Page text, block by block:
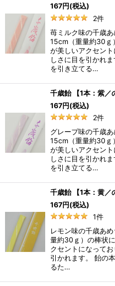
167円(税込)
2件
苺ミルク味の千歳
15cm（重量約30ｇ
が美しいアクセン
しさに目を引かれ
を引き立てる…
千歳飴 【1本：紫／
167円(税込)
2件
グレープ味の千歳
15cm（重量約30ｇ
が美しいアクセン
しさに目を引かれ
を引き立てる…
千歳飴 【1本：黄／
167円(税込)
1件
レモン味の千歳あ
量約30ｇ）の棒状
クセントになって
引かれます。 飴の
るた…